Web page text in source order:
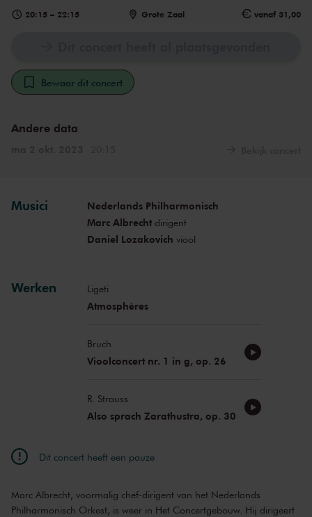
20:15 – 22:15 Grote Zaal vanaf 31,00
Bewaar dit concert
Andere data
Musici
Nederlands Philharmonisch
Marc Albrechtdirigent
Daniel Lozakovich viool
Werken Ligeti
Atmosphères
Bruch
Vioolconcert nr. 1 in g, op. 26
R. Strauss
Also sprach Zarathustra, op. 30
Dit concert heeft een pauze
Marc Albrecht, voormalig chef-dirigent van het Nederlands
Philharmonisch Orkest, is weer in Het Concertgebouw. Hij dirigeert